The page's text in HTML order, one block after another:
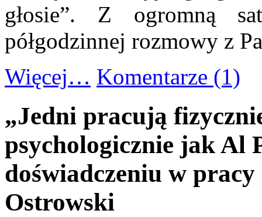
głosie”. Z ogromną
półgodzinnej rozmowy z
Więcej… Komentarze (1)
„Jedni pracują
psychologicznie jak Al
doświadczeniu w
Ostrowski